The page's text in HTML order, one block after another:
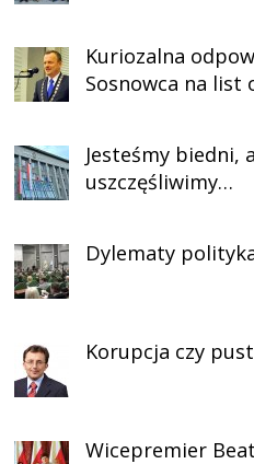
Kuriozalna
Sosnowca na list
Jesteśmy biedni,
uszczęśliwimy…
Dylematy
Korupcja czy
Wicepremier